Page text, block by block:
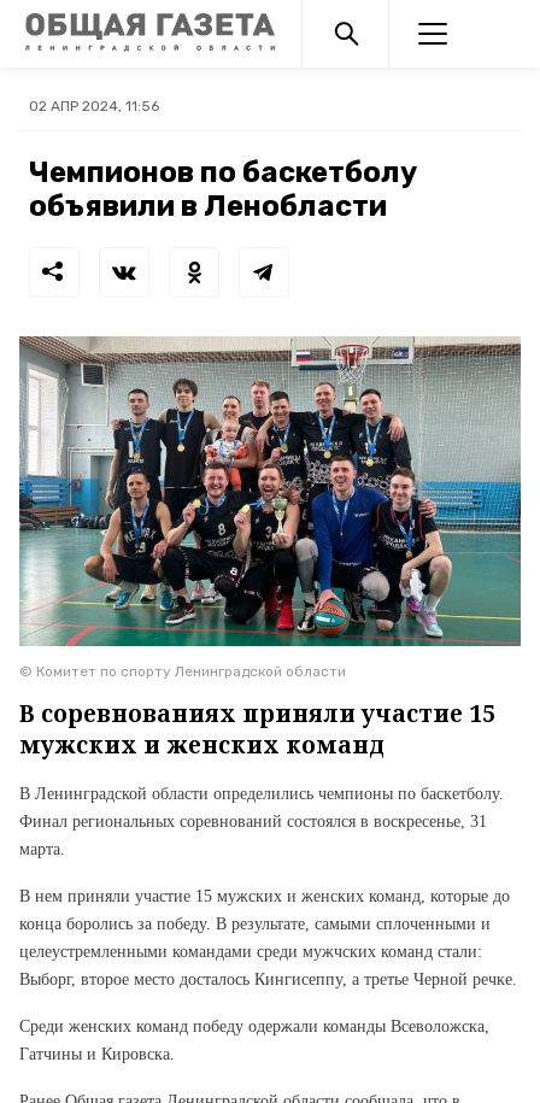
02 АПР 2024, 11:56
Чемпионов по баскетболу
объявили в Ленобласти
© Комитет по спорту Ленинградской области
В соревнованиях приняли участие 15
мужских и женских команд
В Ленинградской области определились чемпионы по баскетболу.
Финал региональных соревнований состоялся в воскресенье, 31
марта.
В нем приняли участие 15 мужских и женских команд, которые до
конца боролись за победу. В результате, самыми сплоченными и
целеустремленными командами среди мужчских команд стали:
Выборг, второе место досталось Кингисеппу, а третье Черной речке.
Среди женских команд победу одержали команды Всеволожска,
Гатчины и Кировска.